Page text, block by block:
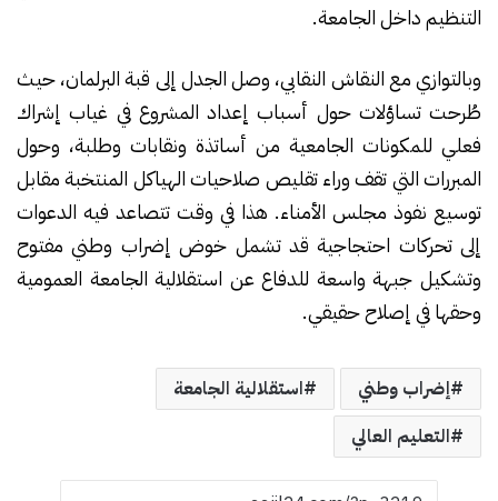
التنظيم داخل الجامعة.
وبالتوازي مع النقاش النقابي، وصل الجدل إلى قبة البرلمان، حيث
طُرحت تساؤلات حول أسباب إعداد المشروع في غياب إشراك
فعلي للمكونات الجامعية من أساتذة ونقابات وطلبة، وحول
المبررات التي تقف وراء تقليص صلاحيات الهياكل المنتخبة مقابل
توسيع نفوذ مجلس الأمناء. هذا في وقت تتصاعد فيه الدعوات
إلى تحركات احتجاجية قد تشمل خوض إضراب وطني مفتوح
وتشكيل جبهة واسعة للدفاع عن استقلالية الجامعة العمومية
وحقها في إصلاح حقيقي.
إضراب وطني
استقلالية الجامعة
التعليم العالي